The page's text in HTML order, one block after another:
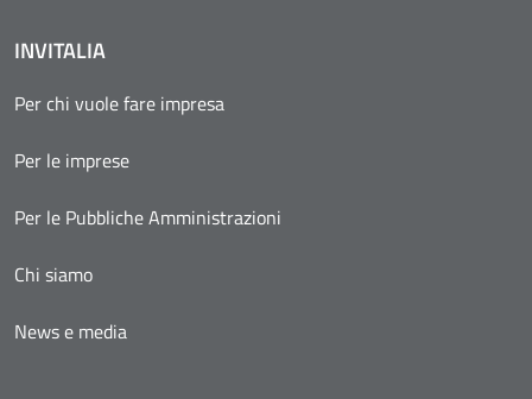
INVITALIA
Per chi vuole fare impresa
Per le imprese
Per le Pubbliche Amministrazioni
Chi siamo
News e media